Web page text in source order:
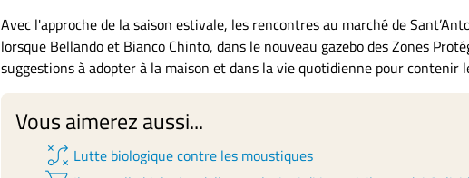
Avec l'approche de la saison estivale, les rencontres au marché de
lorsque Bellando et Bianco Chinto, dans le nouveau gazebo des Zones
suggestions à adopter à la maison et dans la vie quotidienne pour contenir
Vous aimerez aussi...
tactic Lutte biologique contre les moustiques